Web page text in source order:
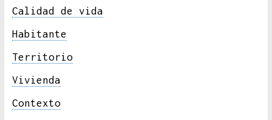
Calidad de vida
Habitante
Territorio
Vivienda
Contexto